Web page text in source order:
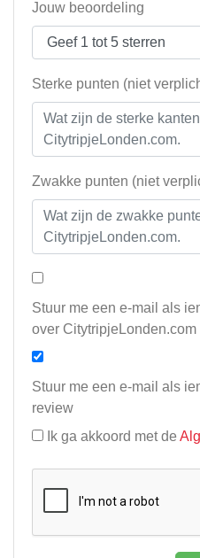
Jouw beoordeling
Sterke punten (niet
Zwakke punten (niet
Stuur me een e-mail als
over CitytripjeLonden.com
Stuur me een e-mail als
review
Ik ga akkoord met de